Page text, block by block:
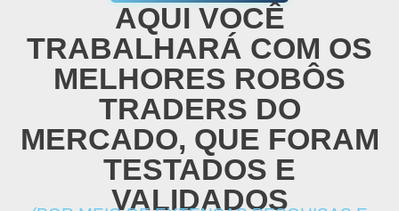
AQUI VOCÊ
TRABALHARÁ COM OS
MELHORES ROBÔS
TRADERS DO
MERCADO, QUE FORAM
TESTADOS E
VALIDADOS